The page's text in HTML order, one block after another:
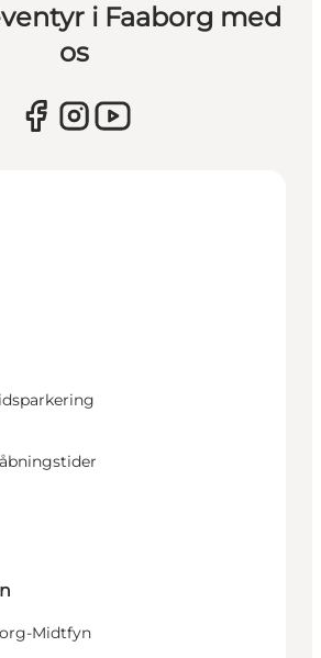
i Faaborg med
os
Midtfyn